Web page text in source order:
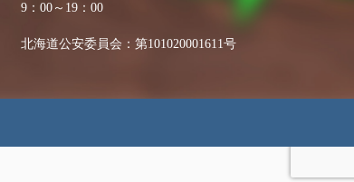
9：00～19：00
北海道公安委員会：第101020001611号